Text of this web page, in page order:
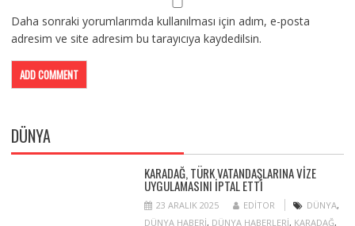
Daha sonraki yorumlarımda kullanılması için adım, e-posta
adresim ve site adresim bu tarayıcıya kaydedilsin.
DÜNYA
KARADAĞ, TÜRK VATANDAŞLARINA VIZE
UYGULAMASINI IPTAL ETTI
23 ARALIK 2025 EDITOR DÜNYA,
DÜNYA HABERI, DÜNYA HABERLERI, KARADAĞ,